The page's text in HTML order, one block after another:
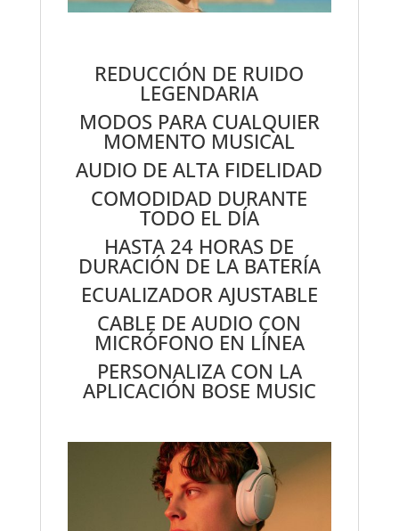
REDUCCIÓN DE RUIDO
LEGENDARIA
MODOS PARA CUALQUIER
MOMENTO MUSICAL
AUDIO DE ALTA FIDELIDAD
COMODIDAD DURANTE
TODO EL DÍA
HASTA 24 HORAS DE
DURACIÓN DE LA BATERÍA
ECUALIZADOR AJUSTABLE
CABLE DE AUDIO CON
MICRÓFONO EN LÍNEA
PERSONALIZA CON LA
APLICACIÓN BOSE MUSIC